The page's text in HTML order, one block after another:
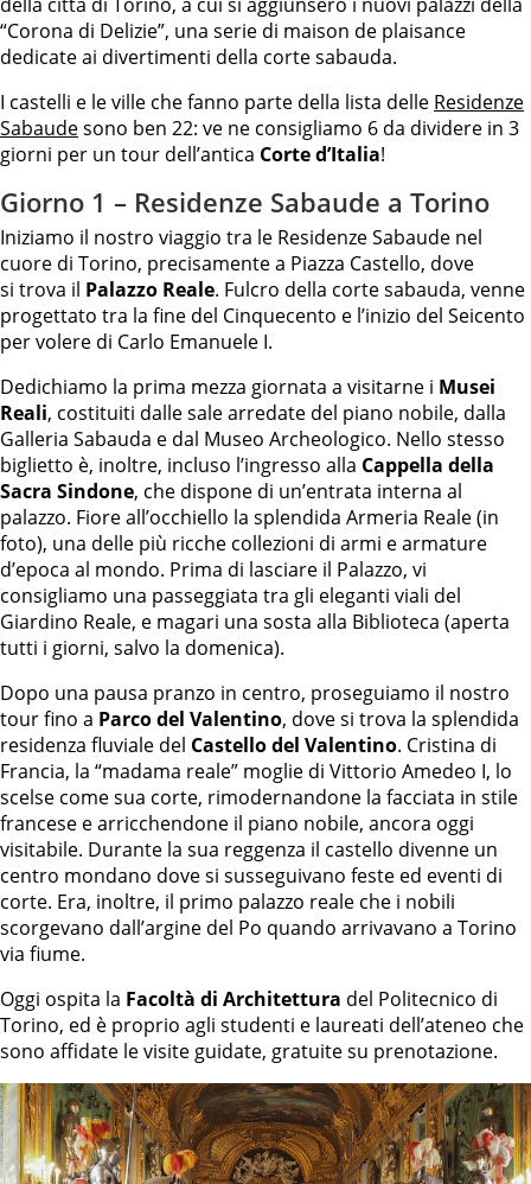
“Corona di Delizie”, una serie di maison de plaisance
dedicate ai divertimenti della corte sabauda.
I castelli e le ville che fanno parte della lista delle Residenze
Sabaudesono ben 22: ve ne consigliamo 6 da dividere in 3
giorni per un tour dell’antica Corte d’Italia!
Giorno 1 – Residenze Sabaude a Torino
Iniziamo il nostro viaggio tra le Residenze Sabaude nel
cuore di Torino, precisamente a Piazza Castello, dove
si trova il Palazzo Reale. Fulcro della corte sabauda, venne
progettato tra la fine del Cinquecento e l’inizio del Seicento
per volere di Carlo Emanuele I.
Dedichiamo la prima mezza giornata a visitarne i Musei
Reali, costituiti dalle sale arredate del piano nobile, dalla
Galleria Sabauda e dal Museo Archeologico. Nello stesso
biglietto è, inoltre, incluso l’ingresso alla Cappella della
Sacra Sindone, che dispone di un’entrata interna al
palazzo. Fiore all’occhiello la splendida Armeria Reale (in
foto), una delle più ricche collezioni di armi e armature
d’epoca al mondo. Prima di lasciare il Palazzo, vi
consigliamo una passeggiata tra gli eleganti viali del
Giardino Reale, e magari una sosta alla Biblioteca (aperta
tutti i giorni, salvo la domenica).
Dopo una pausa pranzo in centro, proseguiamo il nostro
tour fino a Parco del Valentino, dove si trova la splendida
residenza fluviale del Castello del Valentino. Cristina di
Francia, la “madama reale” moglie di Vittorio Amedeo I, lo
scelse come sua corte, rimodernandone la facciata in stile
francese e arricchendone il piano nobile, ancora oggi
visitabile. Durante la sua reggenza il castello divenne un
centro mondano dove si susseguivano feste ed eventi di
corte. Era, inoltre, il primo palazzo reale che i nobili
scorgevano dall’argine del Po quando arrivavano a Torino
via fiume.
Oggi ospita la Facoltà di Architettura del Politecnico di
Torino, ed è proprio agli studenti e laureati dell’ateneo che
sono affidate le visite guidate, gratuite su prenotazione.